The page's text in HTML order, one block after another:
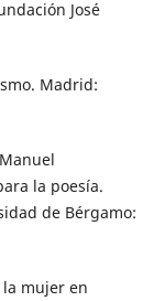
José
Madrid:
la poesía.
de Bérgamo:
mujer en